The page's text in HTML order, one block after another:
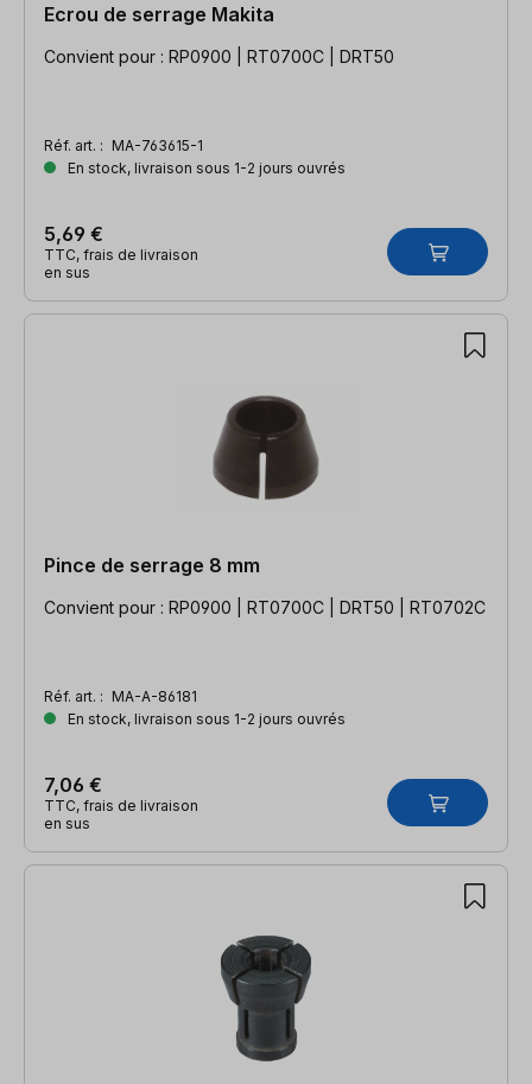
Ecrou de serrage Makita
Convient pour : RP0900 | RT0700C | DRT50
Réf. art. : MA-763615-1
En stock, livraison sous 1-2 jours ouvrés
5,69 €
TTC, frais de livraison
en sus
Pince de serrage 8 mm
Convient pour : RP0900 | RT0700C | DRT50 | RT0702C
Réf. art. : MA-A-86181
En stock, livraison sous 1-2 jours ouvrés
7,06 €
TTC, frais de livraison
en sus